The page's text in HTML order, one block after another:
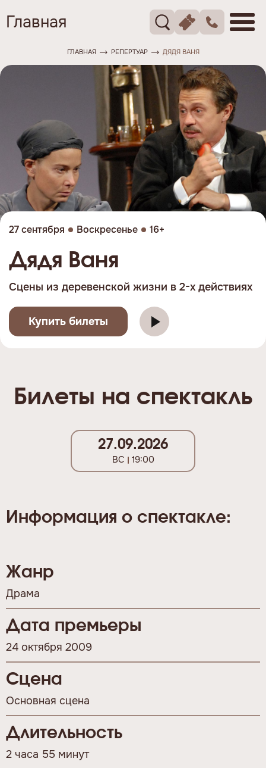
Главная
ГЛАВНАЯ РЕПЕРТУАР ДЯДЯ ВАНЯ
27 сентября Воскресенье 16+
Дядя Ваня
Сцены из деревенской жизни в 2-х действиях
Купить билеты
Билеты на спектакль
27.09.2026
ВС 19:00
Информация о спектакле:
Жанр
Драма
Дата премьеры
24 октября 2009
Сцена
Основная сцена
Длительность
2 часа 55 минут